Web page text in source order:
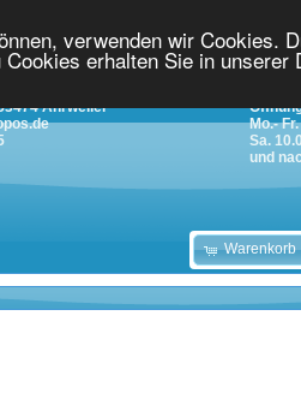
verwenden wir Cookies.
erhalten Sie in unserer
Ahrweiler
Mo.-
Sa.
und
Warenkorb